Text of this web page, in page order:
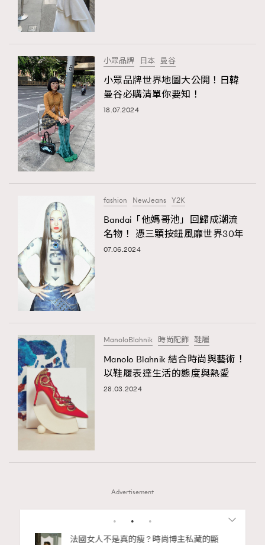
小眾品牌 日本 曼谷
小眾品牌世界地圖大公開！日韓
曼谷必購清單你要知！
18.07.2024
fashion NewJeans Y2K
Bandai「他媽哥池」回歸成潮流
名物！ 憑三顆按鈕風靡世界30年
07.06.2024
ManoloBlahnik 時尚配飾 鞋履
Manolo Blahnik 結合時尚與藝術！
以鞋履表達生活的態度與熱愛
28.03.2024
Advertisement
123 4
法國女人不是真的瘦 ? 時尚博主私藏的顯